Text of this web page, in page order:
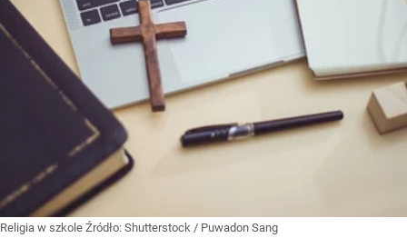
Religia w szkole Źródło: Shutterstock / Puwadon Sang